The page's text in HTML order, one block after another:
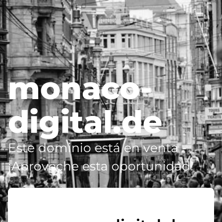
monaco-
digital.de
Este dominio está en venta -
¡Aproveche esta oportunidad!